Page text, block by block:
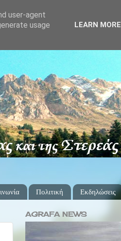
Πολιτική Εκδηλώσεις
AGRAFA NEWS
user-agent
usage
LEARN MORE